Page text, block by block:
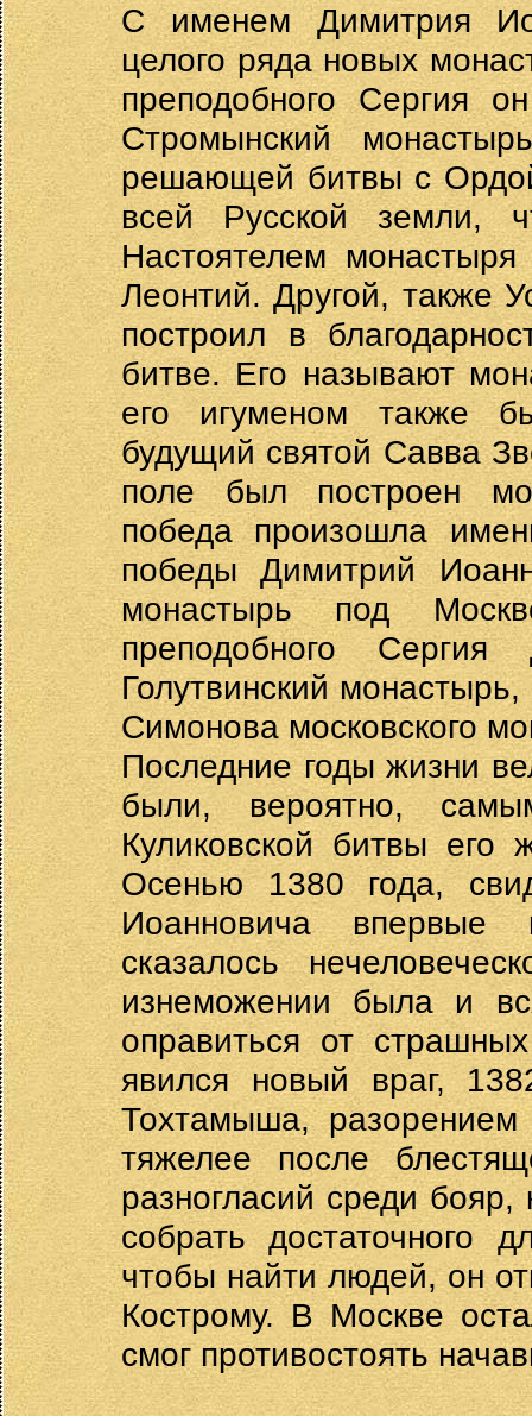
С именем Димитрия
целого ряда новых
преподобного Сергия
Стромынский
решающей битвы с
всей Русской земли,
Настоятелем монастыря
Леонтий. Другой, также
построил в
битве. Его называют
его игуменом также
будущий святой Савва
поле был построен
победа произошла
победы Димитрий
монастырь под
преподобного
Голутвинский
Симонова московского
Последние годы жизни
были, вероятно,
Куликовской битвы его
Осенью 1380 года,
Иоанновича
сказалось
изнеможении была и
оправиться от
явился новый враг,
Тохтамыша,
тяжелее после
разногласий среди бояр,
собрать достаточного
чтобы найти людей, он
Кострому. В Москве
смог противостоять